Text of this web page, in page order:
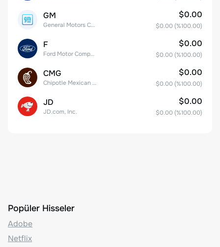
GM
General Motors Company
$0.00
$0.00 (%100.00)
F
Ford Motor Company
$0.00
$0.00 (%100.00)
CMG
Chipotle Mexican Grill, Inc.
$0.00
$0.00 (%100.00)
JD
JD.com, Inc.
$0.00
$0.00 (%100.00)
Popüler Hisseler
Adobe
Netflix